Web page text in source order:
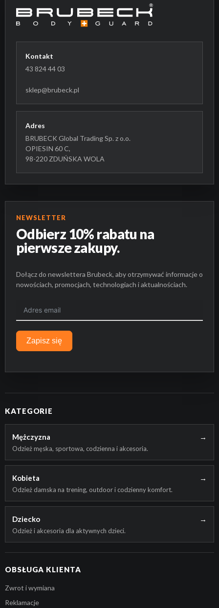
Kontakt
43 824 44 03
sklep@brubeck.pl
Adres
BRUBECK Global Trading Sp. z o.o.
OPIESIN 60 C,
98-220 ZDUŃSKA WOLA
NEWSLETTER
Odbierz 10% rabatu na
pierwsze zakupy.
Dołącz do newslettera Brubeck, aby otrzymywać informacje o
nowościach, promocjach, technologiach i aktualnościach.
Zapisz się
KATEGORIE
Mężczyzna →
Odzież męska, sportowa, codzienna i akcesoria.
Kobieta →
Odzież damska na trening, outdoor i codzienny komfort.
Dziecko →
Odzież i akcesoria dla aktywnych dzieci.
OBSŁUGA KLIENTA
Zwrot i wymiana
Reklamacje